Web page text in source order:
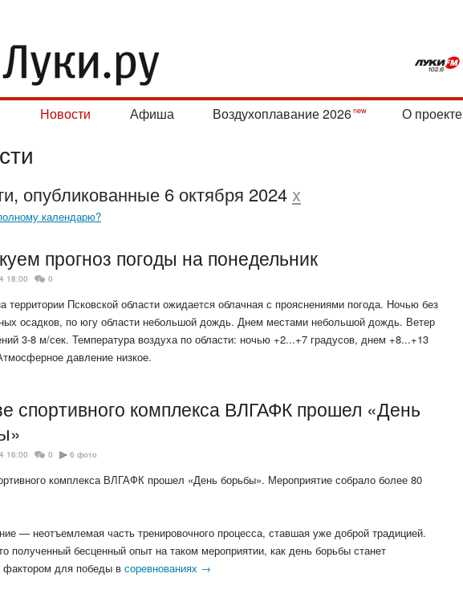
Новости Афиша Воздухоплавание 2026 О проекте
опубликованные 6 октября 2024 x
календарю?
прогноз погоды на понедельник
18:00 0
территории Псковской области ожидается облачная с прояснениями погода. Ночью без
осадков, по югу области небольшой дождь. Днем местами небольшой дождь. Ветер
3-8 м/сек. Температура воздуха по области: ночью +2...+7 градусов, днем +8...+13
давление низкое.
спортивного комплекса ВЛГАФК прошел «День
16:00 0 6 фото
комплекса ВЛГАФК прошел «День борьбы». Мероприятие собрало более 80
— неотъемлемая часть тренировочного процесса, ставшая уже доброй традицией.
полученный бесценный опыт на таком мероприятии, как день борьбы станет
для победы в соревнованиях →